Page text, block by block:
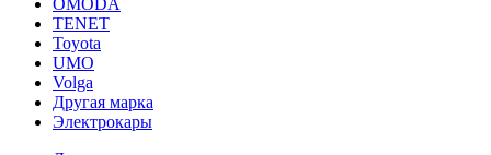
TENET
Toyota
UMO
Volga
Другая марка
Электрокары